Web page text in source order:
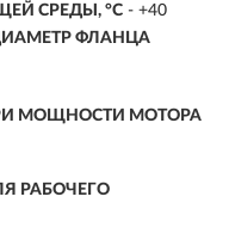
СРЕДЫ, °C - +40
ФЛАНЦА
МОЩНОСТИ МОТОРА
РАБОЧЕГО